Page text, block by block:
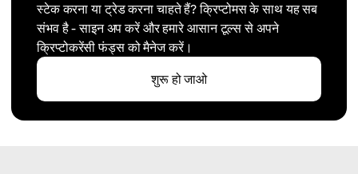
स्टेक करना या ट्रेड करना चाहते हैं? क्रिप्टोमस के साथ यह सब
संभव है - साइन अप करें और हमारे आसान टूल्स से अपने
क्रिप्टोकरेंसी फंड्स को मैनेज करें।
शुरू हो जाओ